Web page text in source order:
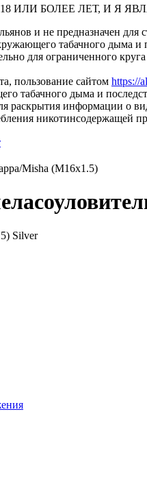
ИЛИ БОЛЕЕ ЛЕТ, И Я
и не предназначен
табачного дыма и
для ограниченного
пользование сайтом https://
табачного дыма и
раскрытия информации о
никотинсодержащей
Misha (M16x1.5)
Silver